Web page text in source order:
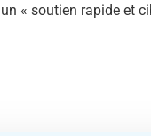
« soutien rapide et